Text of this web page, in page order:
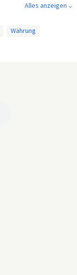
Alles anzeigen ⌵
Währung